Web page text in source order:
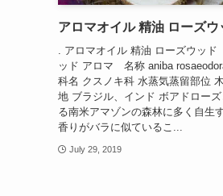
アロマオイル 精油 ローズウ
. アロマオイル 精油 ローズウッ
ッド アロマ 名称 aniba
科名 クスノキ科 水蒸気蒸留部位
地 ブラジル、インド ボアドロー
る南米アマゾンの森林に多く自生
香りがバラに似ているこ...
July 29, 2019